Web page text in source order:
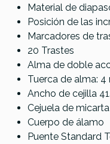
Material de
Posición de las
Marcadores de
20 Trastes
Alma de doble
Tuerca de alma: 4
Ancho de cejilla
Cejuela de micarta
Cuerpo de álamo
Puente Standard